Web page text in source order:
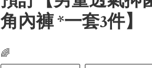
角內褲 *一套3件】
🌈